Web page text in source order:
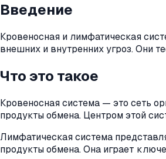
Введение
Кровеносная и лимфатическая
внешних и внутренних угроз. Они
Что это такое
Кровеносная система — это сеть
продукты обмена. Центром этой
Лимфатическая система
продукты обмена. Она играет